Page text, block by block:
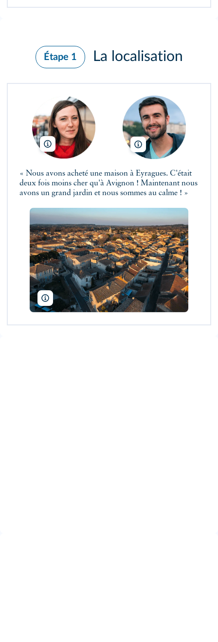
Étape 1 La localisation
Werner Lerooy/Shutterstock AJR_photo/Shutterstock
« Nous avons acheté une maison à Eyragues. C'était
deux fois moins cher qu'à Avignon ! Maintenant nous
avons un grand jardin et nous sommes au calme ! »
Cyril Becquart/Only France/AFP